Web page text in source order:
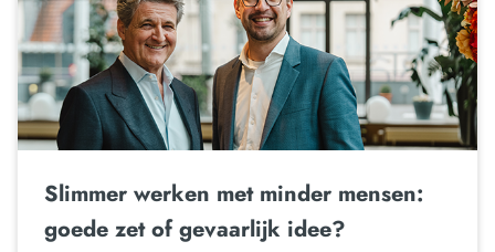
Slimmer werken met minder mensen:
goede zet of gevaarlijk idee?